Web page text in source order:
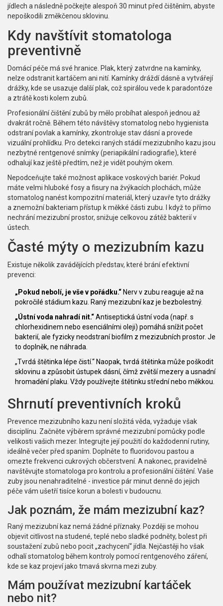
jídlech a následně počkejte alespoň 30 minut před čištěním, abyste
nepoškodili změkčenou sklovinu.
Kdy navštívit stomatologa
preventivně
Domácí péče má své hranice. Plak, který zatvrdne na kamínky,
nelze odstranit kartáčem ani nití. Kamínky dráždí dásně a vytvářejí
drážky, kde se usazuje další plak, což spirálou vede k paradontóze
a ztrátě kosti kolem zubů.
Profesionální čištění zubů by mělo probíhat alespoň jednou až
dvakrát ročně. Během této návštěvy stomatolog nebo hygienista
odstraní povlak a kamínky, zkontroluje stav dásní a provede
vizuální prohlídku. Pro detekci raných stádií mezizubního kazu jsou
nezbytné rentgenové snímky (periapikální radiografie), které
odhalují kaz ještě předtím, než je vidět pouhým okem.
Nepodceňujte také možnost aplikace voskových bariér. Pokud
máte velmi hluboké fosy a fisury na žvýkacích plochách, může
stomatolog nanést kompozitní materiál, který uzavře tyto drážky
a znemožní bakteriam přístup k měkké části zubu. I když to přímo
nechrání mezizubní prostor, snižuje celkovou zátěž bakterií v
ústech.
Časté mýty o mezizubním kazu
Existuje několik zavádějících představ, které brání efektivní
prevenci:
„Pokud nebolí, je vše v pořádku.“ Nerv v zubu reaguje až na
pokročilé stádium kazu. Raný mezizubní kaz je bezbolestný.
„Ústní voda nahradí nit.“Antiseptická ústní voda (např. s
chlorhexidinem nebo esenciálními oleji) pomáhá snížit počet
bakterií, ale fyzicky neodstraní biofilm z mezizubních prostor. Je
to doplněk, ne náhrada.
„Tvrdá štětinka lépe čistí.“ Naopak, tvrdá štětinka může poškodit
sklovinu a způsobit ústupek dásní, čímž zvětší mezery a usnadní
hromadění plaku. Vždy používejte štětinku střední nebo měkkou.
Shrnutí preventivních kroků
Prevence mezizubního kazu není složitá věda, vyžaduje však
disciplínu. Začněte výběrem správné mezizubní pomůcky podle
velikosti vašich mezer. Integrujte její použití do každodenní rutiny,
ideálně večer před spaním. Doplněte to fluoridovou pastou a
omezte frekvenci cukrových občerstvení. A nakonec, pravidelně
navštěvujte stomatologa pro kontrolu a profesionální čištění. Vaše
zuby jsou nenahraditelné - investice pár minut denně do jejich
péče vám ušetří tisíce korun a bolesti v budoucnu.
Jak poznám, že mám mezizubní kaz?
Raný mezizubní kaz nemá žádné příznaky. Později se mohou
objevit citlivost na studené, teplé nebo sladké podněty, bolest při
soustažení zubů nebo pocit „zachycení“ jídla. Nejčastěji ho však
odhalí stomatolog během kontroly pomocí rentgenového záření,
kde se kaz projeví jako tmavá skvrna mezi zuby.
Mám používat mezizubní kartáček
nebo nit?